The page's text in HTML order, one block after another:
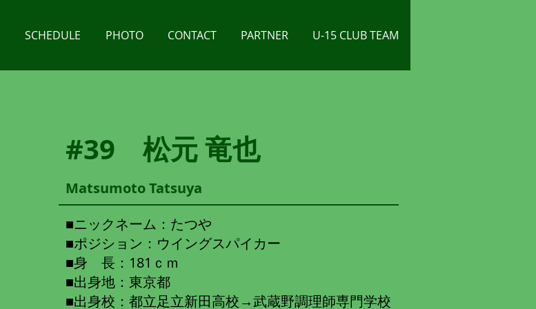
SCHEDULE PHOTO CONTACT PARTNER U-15 CLUB TEAM
#39 松元 竜也
Matsumoto Tatsuya
​■ニックネーム：たつや
■ポジション：ウイングスパイカー
■身 長：181ｃｍ
■出身地：東京都
■出身校：都立足立新田高校→武蔵野調理師専門学校